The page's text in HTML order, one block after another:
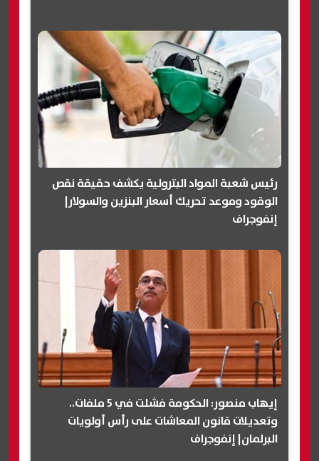
رئيس شعبة المواد البترولية يكشف حقيقة نقص
الوقود وموعد تحريك أسعار البنزين والسولار|
إنفوجراف
إيهاب منصور: الحكومة فشلت في 5 ملفات..
وتعديلات قانون المعاشات على رأس أولويات
البرلمان| إنفوجراف